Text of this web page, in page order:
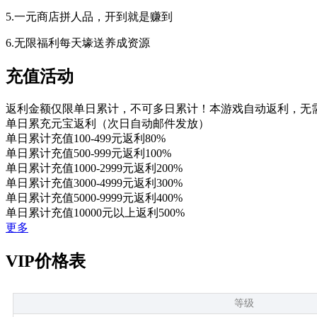
5.一元商店拼人品，开到就是赚到
6.无限福利每天壕送养成资源
充值活动
返利金额仅限单日累计，不可多日累计！本游戏自动返利，无
单日累充元宝返利（次日自动邮件发放）
单日累计充值100-499元返利80%
单日累计充值500-999元返利100%
单日累计充值1000-2999元返利200%
单日累计充值3000-4999元返利300%
单日累计充值5000-9999元返利400%
单日累计充值10000元以上返利500%
更多
VIP价格表
等级